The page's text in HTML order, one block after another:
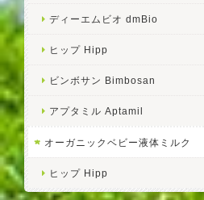
ディーエムビオ dmBio
ヒップ Hipp
ビンボサン Bimbosan
アプタミル Aptamil
オーガニックベビー液体ミルク
ヒップ Hipp